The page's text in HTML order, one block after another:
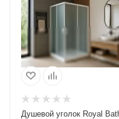
Душевой уголок Royal